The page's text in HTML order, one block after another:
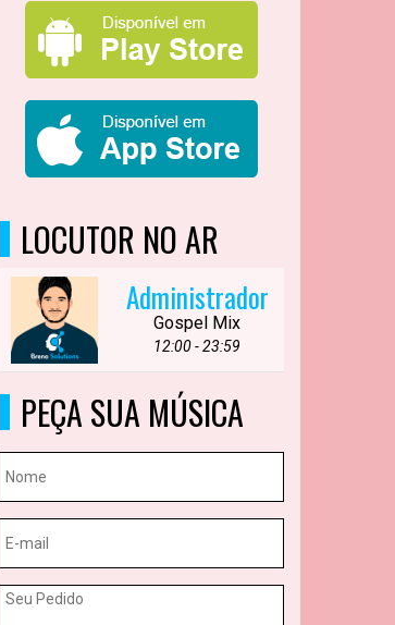
LOCUTOR NO AR
Administrador
Gospel Mix
12:00 - 23:59
PEÇA SUA MÚSICA